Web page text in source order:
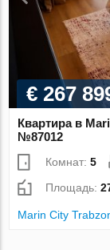
€ 267
Квартира в
№87012
Комнат:5
Площадь:
Marin City